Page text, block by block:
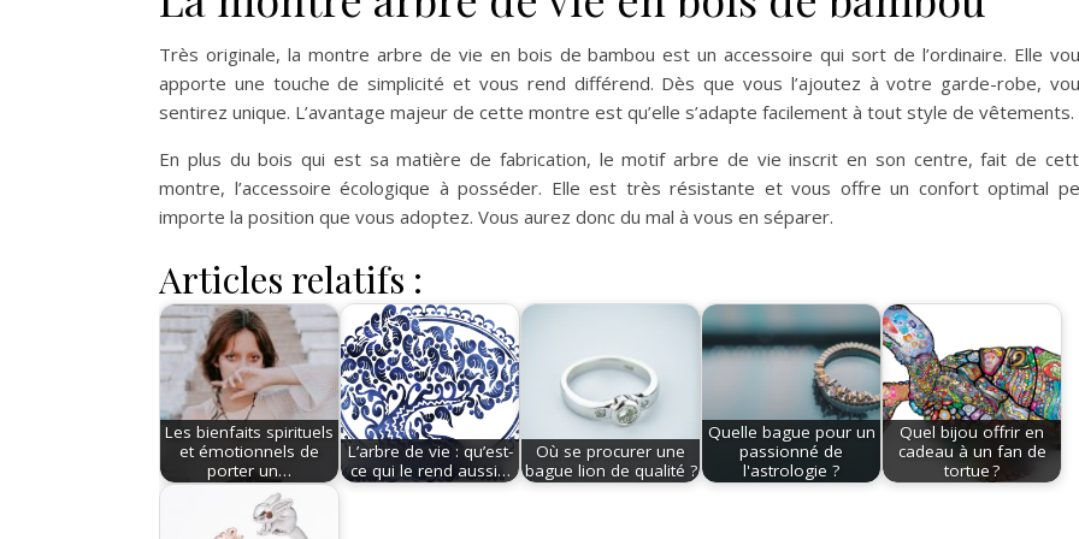
Très originale, la montre arbre de vie en bois de bambou est un accessoire qui sort de l’ordinaire. Elle
apporte une touche de simplicité et vous rend différend. Dès que vous l’ajoutez à votre garde-robe,
sentirez unique. L’avantage majeur de cette montre est qu’elle s’adapte facilement à tout style de vêtements.
En plus du bois qui est sa matière de fabrication, le motif arbre de vie inscrit en son centre, fait de
montre, l’accessoire écologique à posséder. Elle est très résistante et vous offre un confort optimal
importe la position que vous adoptez. Vous aurez donc du mal à vous en séparer.
Articles relatifs :
Les bienfaits spirituels
et émotionnels de
porter un…
L’arbre de vie : qu’est-
ce qui le rend aussi…
Où se procurer une
bague lion de qualité ?
Quelle bague pour un
passionné de
l'astrologie ?
Quel bijou offrir en
cadeau à un fan de
tortue ?